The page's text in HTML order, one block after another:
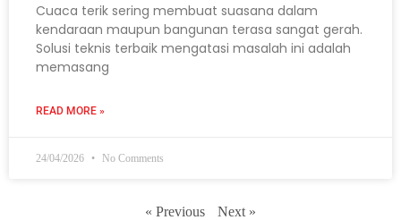
Cuaca terik sering membuat suasana dalam
kendaraan maupun bangunan terasa sangat gerah.
Solusi teknis terbaik mengatasi masalah ini adalah
memasang
READ MORE »
24/04/2026 No Comments
« Previous Next »